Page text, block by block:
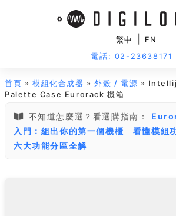
繁中
EN
電話: 02-23638171
首頁 »模組化合成器 »外殼 / 電源 »
Palette Case Eurorack 機箱
不知道怎麼選？看選購指南：
入門：組出你的第一個機櫃
看懂模組
六大功能分區全解